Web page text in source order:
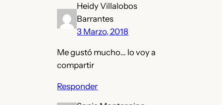
Heidy Villalobos
Barrantes
3 Marzo, 2018
Me gustó mucho… lo voy a
compartir
Responder